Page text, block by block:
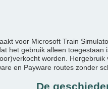
voor Microsoft Train
het gebruik alleen
worden.
en Payware routes zonder
De